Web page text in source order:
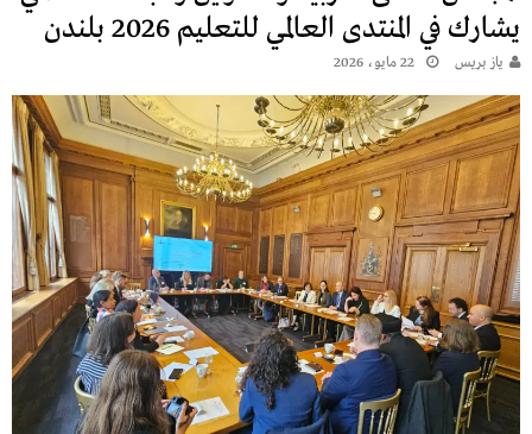
يشارك في المنتدى العالمي للتعليم 2026 بلندن
يـاز بريـس 22 مايو، 2026